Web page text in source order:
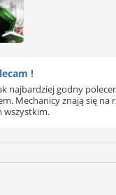
!
najbardziej godny
Mechanicy znają się na
wszystkim.